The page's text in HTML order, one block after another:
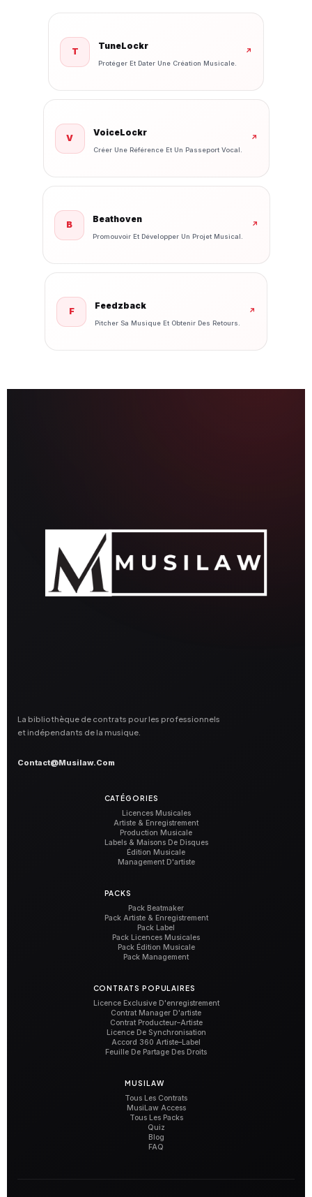
T
TuneLockr
Protéger Et Dater Une Création Musicale.
↗
V
VoiceLockr
Créer Une Référence Et Un Passeport Vocal.
↗
B
Beathoven
Promouvoir Et Développer Un Projet Musical.
↗
F
Feedzback
Pitcher Sa Musique Et Obtenir Des Retours.
↗
La bibliothèque de contrats pour les professionnels
et indépendants de la musique.
Contact@musilaw.com
CATÉGORIES
Licences Musicales
Artiste & Enregistrement
Production Musicale
Labels & Maisons De Disques
Édition Musicale
Management D'artiste
PACKS
Pack Beatmaker
Pack Artiste & Enregistrement
Pack Label
Pack Licences Musicales
Pack Édition Musicale
Pack Management
CONTRATS POPULAIRES
Licence Exclusive D'enregistrement
Contrat Manager D'artiste
Contrat Producteur–Artiste
Licence De Synchronisation
Accord 360 Artiste–Label
Feuille De Partage Des Droits
MUSILAW
Tous Les Contrats
MusiLaw Access
Tous Les Packs
Quiz
Blog
FAQ